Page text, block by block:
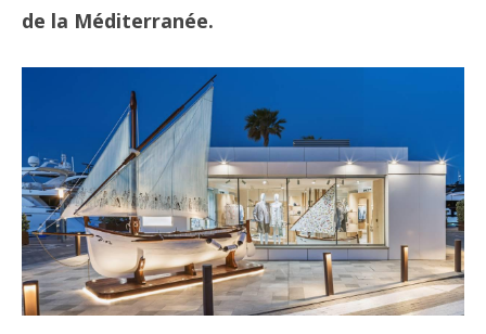
de la Méditerranée.